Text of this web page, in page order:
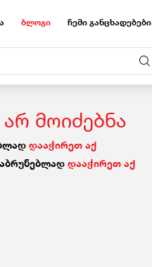
ბლოგი ჩემი განცხადებები
მოიძებნა
დააჭირეთ აქ
დააჭირეთ აქ